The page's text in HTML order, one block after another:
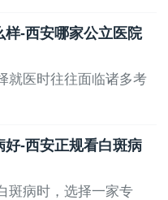
样-西安哪家公立医院
就医时往往面临诸多考
-西安正规看白斑病
斑病时，选择一家专